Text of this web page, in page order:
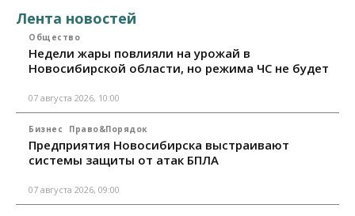
Лента новостей
Общество
Недели жары повлияли на урожай в
Новосибирской области, но режима ЧС не будет
07 августа 2026, 10:00
Бизнес Право&Порядок
Предприятия Новосибирска выстраивают
системы защиты от атак БПЛА
07 августа 2026, 09:00